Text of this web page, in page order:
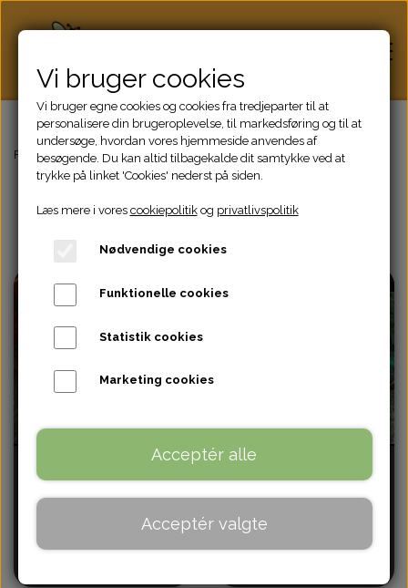
Hjem
Honning
Dronninger
Biavlsudstyr
Om
Kontakt
Forside Bifamilier Salg
Salg af bifamilier
Flere varianter Flere varianter
Vi bruger cookies
Vi bruger egne cookies og cookies fra tredjeparter til at
personalisere din brugeroplevelse, til markedsføring og til at
undersøge, hvordan vores hjemmeside anvendes af
besøgende. Du kan altid tilbagekalde dit samtykke ved at
trykke på linket 'Cookies' nederst på siden.
Læs mere i vores cookiepolitikog privatlivspolitik
Nødvendige cookies
Funktionelle cookies
Statistik cookies
Marketing cookies
Acceptér alle
Acceptér valgte